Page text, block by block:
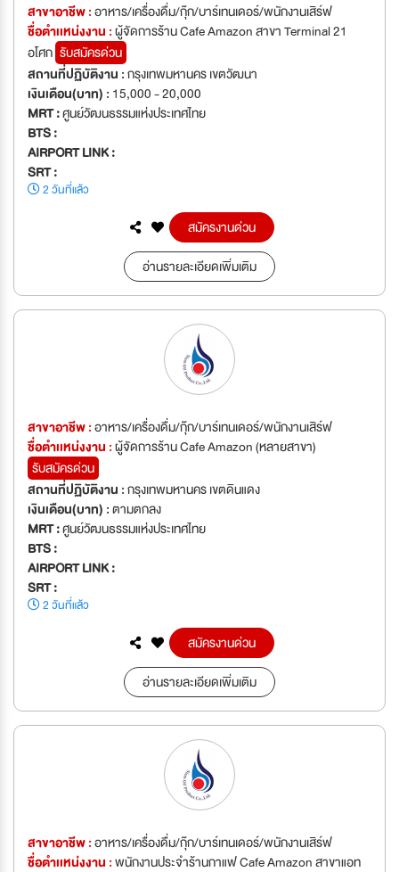
สาขาอาชีพ :อาหาร/เครื่องดื่ม/กุ๊ก/บาร์เทนเดอร์/พนักงานเสิร์ฟ
ชื่อตำเเหน่งงาน :ผู้จัดการร้าน Cafe Amazon สาขา Terminal 21
อโศก รับสมัครด่วน
สถานที่ปฏิบัติงาน :กรุงเทพมหานคร เขตวัฒนา
เงินเดือน(บาท) : 15,000 - 20,000
MRT :ศูนย์วัฒนธรรมแห่งประเทศไทย
BTS :
AIRPORT LINK :
SRT :
2 วันที่แล้ว
สมัครงานด่วน
อ่านรายละเอียดเพิ่มเติม
สาขาอาชีพ :อาหาร/เครื่องดื่ม/กุ๊ก/บาร์เทนเดอร์/พนักงานเสิร์ฟ
ชื่อตำเเหน่งงาน :ผู้จัดการร้าน Cafe Amazon (หลายสาขา)
รับสมัครด่วน
สถานที่ปฏิบัติงาน :กรุงเทพมหานคร เขตดินแดง
เงินเดือน(บาท) :ตามตกลง
MRT :ศูนย์วัฒนธรรมแห่งประเทศไทย
BTS :
AIRPORT LINK :
SRT :
2 วันที่แล้ว
สมัครงานด่วน
อ่านรายละเอียดเพิ่มเติม
สาขาอาชีพ :อาหาร/เครื่องดื่ม/กุ๊ก/บาร์เทนเดอร์/พนักงานเสิร์ฟ
ชื่อตำเเหน่งงาน :พนักงานประจำร้านกาแฟ Cafe Amazon สาขาแอท